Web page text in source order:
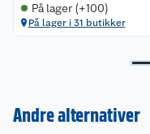
På lager (+100)
På lager i 31 butikker
Andre alternativer